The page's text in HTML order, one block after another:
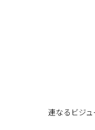
連なるビジ